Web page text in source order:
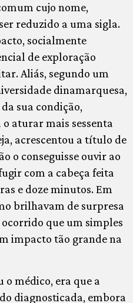
cujo nome,
reduzido a uma sigla.
socialmente
de exploração
Aliás, segundo um
dinamarquesa,
sua condição,
aturar mais sessenta
acrescentou a título de
o conseguisse ouvir ao
com a cabeça feita
e doze minutos. Em
brilhavam de surpresa
que um simples
impacto tão grande na
médico, era que a
diagnosticada, embora